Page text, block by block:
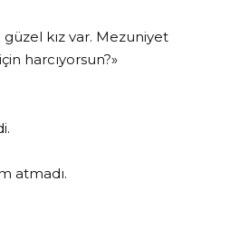
kız var. Mezuniyet
harcıyorsun?»
atmadı.